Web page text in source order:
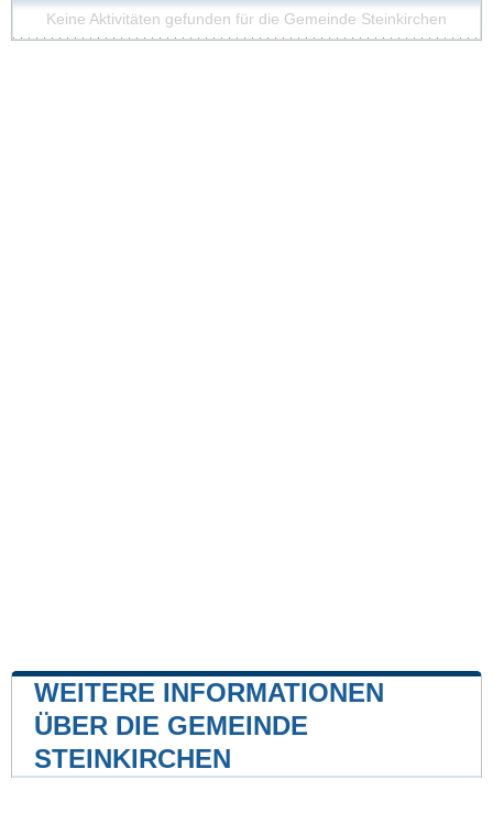
Keine Aktivitäten gefunden für die Gemeinde Steinkirchen
WEITERE INFORMATIONEN
ÜBER DIE GEMEINDE
STEINKIRCHEN